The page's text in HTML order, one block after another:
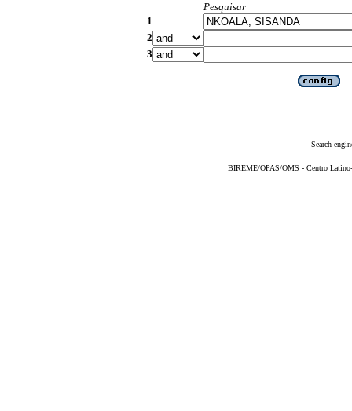
Pesquisar
1
2
3
Search
BIREME/OPAS/OMS - Centro Latino-